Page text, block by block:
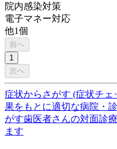
院内感染対策
電子マネー対応
他1個
前へ
1
次へ
症状からさがす (症状チェ
果をもとに適切な病院・
がす歯医者さんの対面診
ます